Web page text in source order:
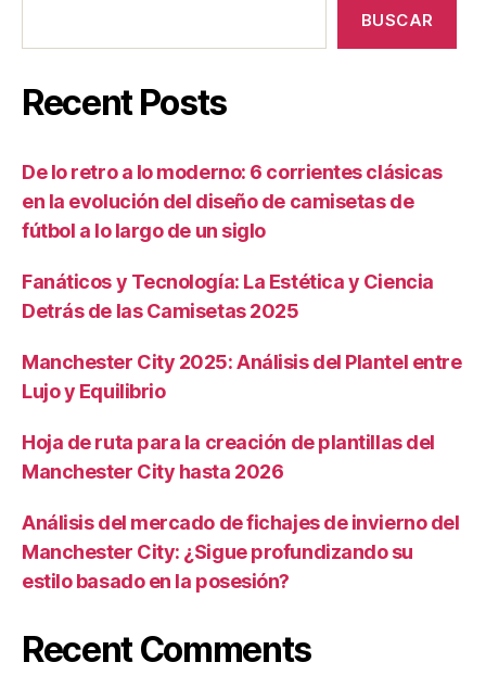
BUSCAR
Recent Posts
De lo retro a lo moderno: 6 corrientes clásicas
en la evolución del diseño de camisetas de
fútbol a lo largo de un siglo
Fanáticos y Tecnología: La Estética y Ciencia
Detrás de las Camisetas 2025
Manchester City 2025: Análisis del Plantel entre
Lujo y Equilibrio
Hoja de ruta para la creación de plantillas del
Manchester City hasta 2026
Análisis del mercado de fichajes de invierno del
Manchester City: ¿Sigue profundizando su
estilo basado en la posesión?
Recent Comments